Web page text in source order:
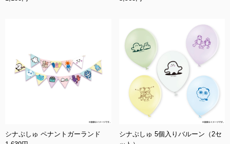
シナぷしゅ ペナントガーランド
シナぷしゅ 5個入りバルーン（2セ